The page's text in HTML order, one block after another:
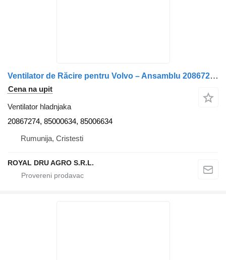
Ventilator de Răcire pentru Volvo – Ansamblu 20867274 / 85000634 ventilator hladnjaka za kamiona
Cena na upit
Ventilator hladnjaka
20867274, 85000634, 85006634
Rumunija, Cristesti
ROYAL DRU AGRO S.R.L.